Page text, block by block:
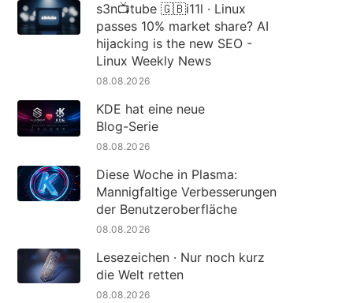
s3n📺tube 🇬🇧i11l · Linux
passes 10% market share? AI
hijacking is the new SEO -
Linux Weekly News
08.08.2026
KDE hat eine neue
Blog-Serie
08.08.2026
Diese Woche in Plasma:
Mannigfaltige Verbesserungen
der Benutzeroberfläche
08.08.2026
Lesezeichen · Nur noch kurz
die Welt retten
08.08.2026